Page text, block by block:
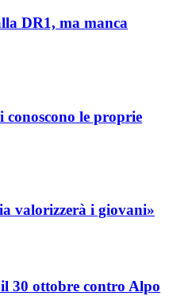
DR1, ma manca
le proprie
valorizzerà i giovani»
30 ottobre contro Alpo